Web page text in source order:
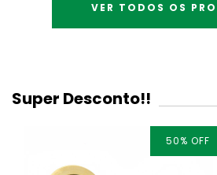
VER TODOS OS
Super Desconto!!
50% OFF